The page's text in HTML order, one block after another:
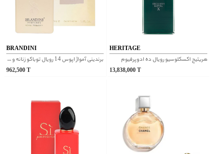
BRANDINI
برندینی آمواژ اپوس 14 رویال توباکو زنانه و مردانه ادوپرفیوم
962,500
HERITAGE
هریتیج اکسکلوسیو رویال ده ادوپرفیوم
13,838,000